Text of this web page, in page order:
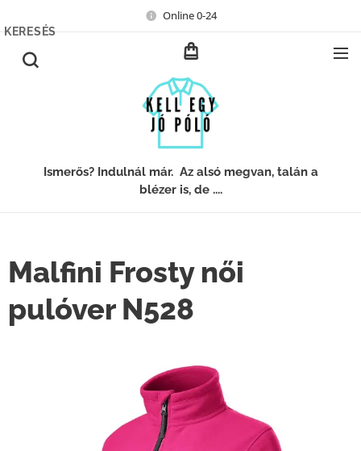
Online 0-24
Ismerős? Indulnál már. Az alsó megvan, talán a
blézer is, de ....
KERESÉS
Malfini Frosty női
pulóver N528